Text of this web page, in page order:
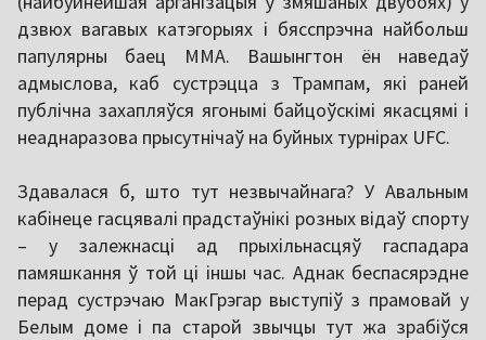
дзвюх вагавых катэгорыях і бясспрэчна найбольш
папулярны баец ММА. Вашынгтон ён наведаў
адмыслова, каб сустрэцца з Трампам, які раней
публічна захапляўся ягонымі байцоўскімі якасцямі і
неаднаразова прысутнічаў на буйных турнірах UFC.
Здавалася б, што тут незвычайнага? У Авальным
кабінеце гасцявалі прадстаўнікі розных відаў спорту
– у залежнасці ад прыхільнасцяў гаспадара
памяшкання ў той ці іншы час. Аднак беспасярэдне
перад сустрэчаю МакГрэгар выступіў з прамовай у
Белым доме і па старой звычцы тут жа зрабіўся